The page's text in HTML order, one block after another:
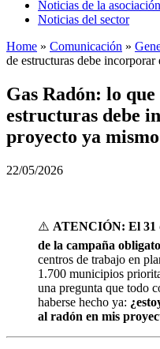
Noticias de la asociación
Noticias del sector
Home » Comunicación »
de estructuras debe
Gas Radón: lo
estructuras debe
proyecto ya mismo
22/05/2026
⚠️ ATENCIÓN: El 31
de la campaña
centros de trabajo en
1.700 municipios
una pregunta que todo
haberse hecho ya:
al radón en mis